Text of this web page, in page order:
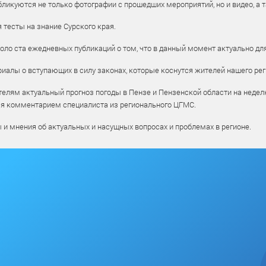
не только фотографии с прошедших мероприятий, но и видео, а
на знание Сурского края.
ста ежедневных публикаций о том, что в данный момент актуально
о вступающих в силу законах, которые коснутся жителей нашего
актуальный прогноз погоды в Пензе и Пензенской области на
комментарием специалиста из регионального ЦГМС.
мнения об актуальных и насущных вопросах и проблемах в регионе.